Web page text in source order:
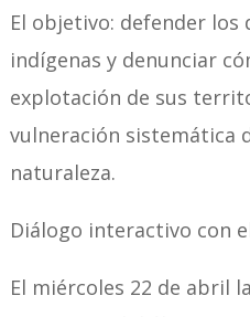
El objetivo: defender los
indígenas y denunciar
explotación de sus
vulneración sistemática
naturaleza.
Diálogo interactivo con
El miércoles 22 de abril